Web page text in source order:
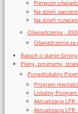
Pierwsze
Na dzień
Na dzień
Oświadczenia -
Oświadczenia za
Raport o stanie Gminy
Plany, programy,
Ponadlokalny
Program
Lokalny
Aktualizacja LPR
Aktualizacja LPR